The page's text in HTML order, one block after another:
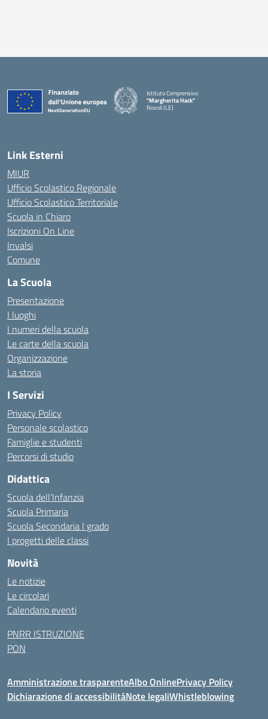
Istituto Comprensivo
"Margherita Hack"
Novoli (LE)
Link Esterni
MIUR
Ufficio Scolastico Regionale
Ufficio Scolastico Territoriale
Scuola in Chiaro
Iscrizioni On Line
Invalsi
Comune
La Scuola
Presentazione
I luoghi
I numeri della scuola
Le carte della scuola
Organizzazione
La storia
I Servizi
Privacy Policy
Personale scolastico
Famiglie e studenti
Percorsi di studio
Didattica
Scuola dell’Infanzia
Scuola Primaria
Scuola Secondaria I grado
I progetti delle classi
Novità
Le notizie
Le circolari
Calendario eventi
PNRR ISTRUZIONE
PON
Amministrazione trasparenteAlbo OnlinePrivacy Policy
Dichiarazione di accessibilitàNote legaliWhistleblowing